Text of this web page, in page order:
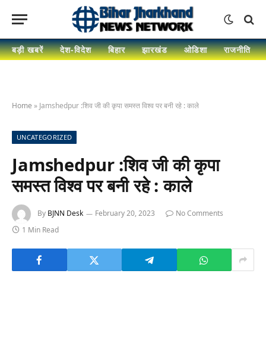
बड़ी खबरें देश-विदेश बिहार झारखंड ओडिशा राजनीति
Home » Jamshedpur :शिव जी की कृपा समस्त विश्व पर बनी रहे : काले
UNCATEGORIZED
Jamshedpur :शिव जी की कृपा
समस्त विश्व पर बनी रहे : काले
By BJNN Desk February 20, 2023
No Comments
1 Min Read